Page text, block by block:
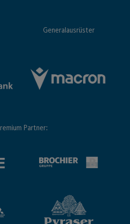
Generalausrüster
Partner: